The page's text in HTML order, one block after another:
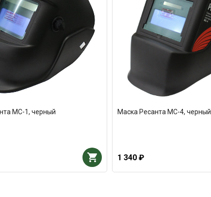
MC-1, черный Маска Ресанта MC-4, черный
1 340 ₽